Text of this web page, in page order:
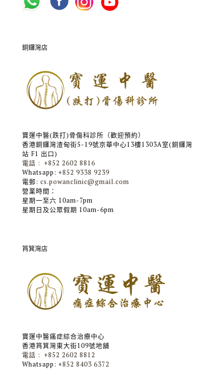
銅鑼灣店
寶運中醫(跌打)骨傷科診所（歡迎預約）
香港銅鑼灣渣甸街5-19號京華中心13樓1303A室(銅鑼灣
站 F1 出口)
電話 : +852 2602 8816
Whatsapp: +852 9338 9239
電郵: cs.powanclinic@gmail.com
營業時間：
星期一至六 10am-7pm
星期日及公眾假期 10am-6pm
筲箕灣店
寶運中醫痛症綜合治療中心
香港筲箕灣東大街109號地舖
電話 : +852 2602 8812
Whatsapp: +852 8403 6372